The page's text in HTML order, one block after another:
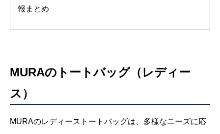
報まとめ
MURAのトートバッグ（レディー
ス）
MURAのレディーストートバッグは、多様なニーズに応